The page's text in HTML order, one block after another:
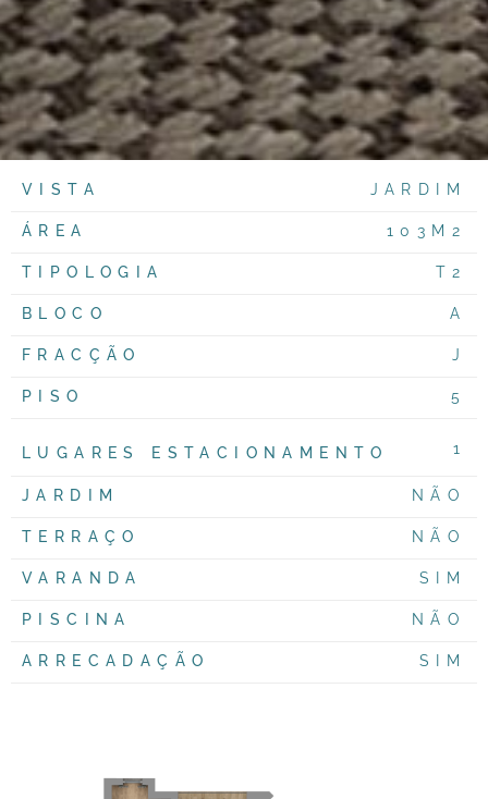
VISTA JARDIM
ÁREA 103M2
TIPOLOGIA T2
BLOCO A
FRACÇÃO J
PISO 5
LUGARES ESTACIONAMENTO 1
JARDIM NÃO
TERRAÇO NÃO
VARANDA SIM
PISCINA NÃO
ARRECADAÇÃO SIM